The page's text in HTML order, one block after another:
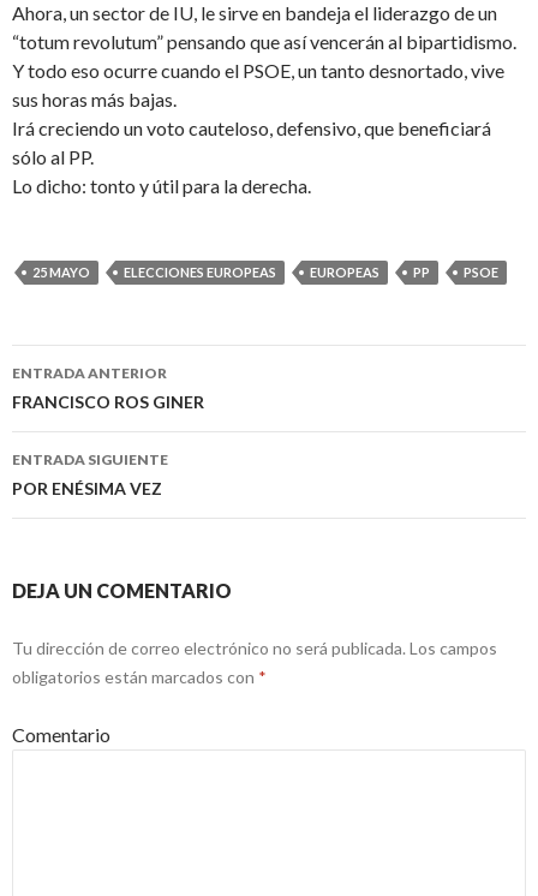
Ahora, un sector de IU, le sirve en bandeja el liderazgo de un
“totum revolutum” pensando que así vencerán al bipartidismo.
Y todo eso ocurre cuando el PSOE, un tanto desnortado, vive
sus horas más bajas.
Irá creciendo un voto cauteloso, defensivo, que beneficiará
sólo al PP.
Lo dicho: tonto y útil para la derecha.
25 MAYO ELECCIONES EUROPEAS EUROPEAS PP PSOE
Navegación
de
entradas
ENTRADA ANTERIOR
FRANCISCO ROS GINER
ENTRADA SIGUIENTE
POR ENÉSIMA VEZ
DEJA UN COMENTARIO
Tu dirección de correo electrónico no será publicada. Los campos
obligatorios están marcados con *
Comentario